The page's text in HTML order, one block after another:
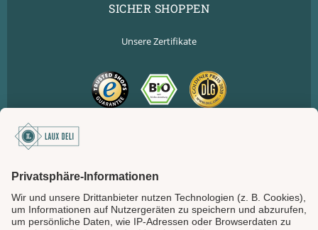
SICHER SHOPPEN
Unsere Zertifikate
SICHER BEZAHLEN